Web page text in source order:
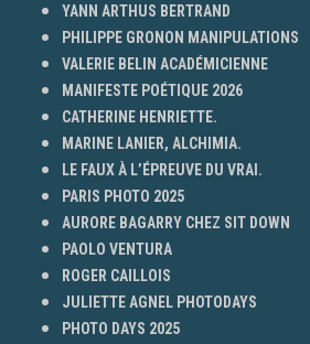
YANN ARTHUS BERTRAND
PHILIPPE GRONON MANIPULATIONS
VALERIE BELIN ACADÉMICIENNE
MANIFESTE POÉTIQUE 2026
CATHERINE HENRIETTE.
MARINE LANIER, ALCHIMIA.
LE FAUX À L’ÉPREUVE DU VRAI.
PARIS PHOTO 2025
AURORE BAGARRY CHEZ SIT DOWN
PAOLO VENTURA
ROGER CAILLOIS
JULIETTE AGNEL PHOTODAYS
PHOTO DAYS 2025